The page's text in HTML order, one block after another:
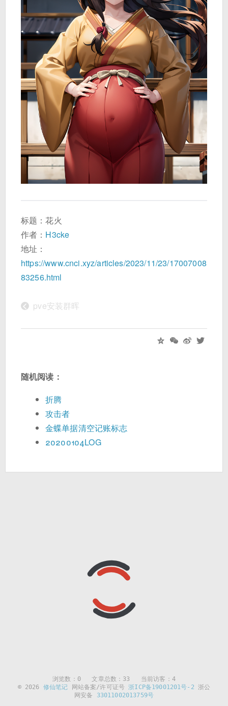
标题：花火
作者： H3cke
地址：
https://www.cnci.xyz/articles/2023/11/23/17007008
83256.html
< pve安装群晖
随机阅读：
折腾
攻击者
金蝶单据清空记账标志
20200104LOG
浏览数： 0文章总数：33 当前访客：4
© 2026 修仙笔记 网站备案/许可证号浙ICP备19001201号-2 浙公
网安备 33011002013759号